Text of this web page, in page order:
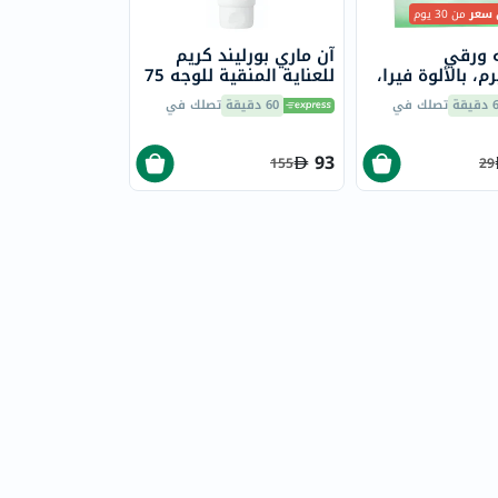
آن ماري بورليند كريم
للعناية المنقية للوجه 75
مل 60 دقيقة تصلك في
93
155
سعرمن 30 يوم
ورقي
بالألوة فيرا،
تصلك في
29